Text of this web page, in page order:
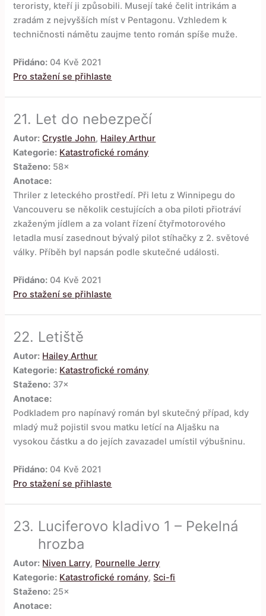
teroristy, kteří ji způsobili. Musejí také čelit intrikám a
zradám z nejvyšších míst v Pentagonu. Vzhledem k
techničnosti námětu zaujme tento román spíše muže.
Přidáno: 04 Kvě 2021
Pro stažení se přihlaste
21. Let do nebezpečí
Autor: Crystle John, Hailey Arthur
Kategorie: Katastrofické romány
Staženo: 58×
Anotace:
Thriler z leteckého prostředí. Při letu z Winnipegu do
Vancouveru se několik cestujících a oba piloti přiotráví
zkaženým jídlem a za volant řízení čtyřmotorového
letadla musí zasednout bývalý pilot stíhačky z 2. světové
války. Příběh byl napsán podle skutečné události.
Přidáno: 04 Kvě 2021
Pro stažení se přihlaste
22. Letiště
Autor: Hailey Arthur
Kategorie: Katastrofické romány
Staženo: 37×
Anotace:
Podkladem pro napínavý román byl skutečný případ, kdy
mladý muž pojistil svou matku letící na Aljašku na
vysokou částku a do jejích zavazadel umístil výbušninu.
Přidáno: 04 Kvě 2021
Pro stažení se přihlaste
23. Luciferovo kladivo 1 – Pekelná
hrozba
Autor: Niven Larry, Pournelle Jerry
Kategorie: Katastrofické romány,Sci-fi
Staženo: 25×
Anotace: